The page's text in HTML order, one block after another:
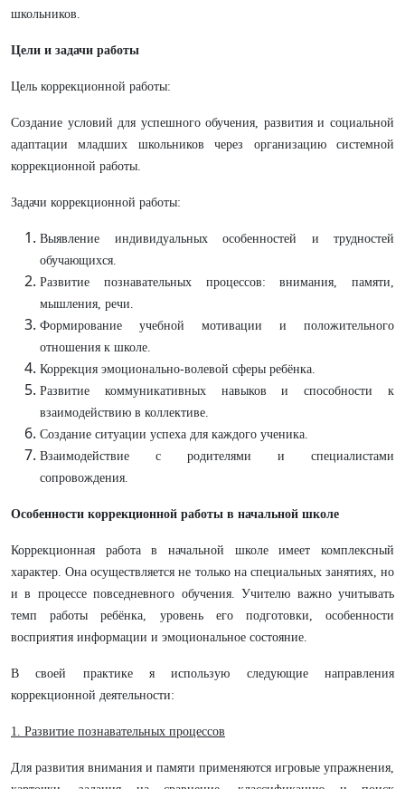
школьников.
Цели и задачи работы
Цель коррекционной работы:
Создание условий для успешного обучения, развития и социальной
адаптации младших школьников через организацию системной
коррекционной работы.
Задачи коррекционной работы:
Выявление индивидуальных особенностей и трудностей
обучающихся.
Развитие познавательных процессов: внимания, памяти,
мышления, речи.
Формирование учебной мотивации и положительного
отношения к школе.
Коррекция эмоционально-волевой сферы ребёнка.
Развитие коммуникативных навыков и способности к
взаимодействию в коллективе.
Создание ситуации успеха для каждого ученика.
Взаимодействие с родителями и специалистами
сопровождения.
Особенности коррекционной работы в начальной школе
Коррекционная работа в начальной школе имеет комплексный
характер. Она осуществляется не только на специальных занятиях, но
и в процессе повседневного обучения. Учителю важно учитывать
темп работы ребёнка, уровень его подготовки, особенности
восприятия информации и эмоциональное состояние.
В своей практике я использую следующие направления
коррекционной деятельности:
1. Развитие познавательных процессов
Для развития внимания и памяти применяются игровые упражнения,